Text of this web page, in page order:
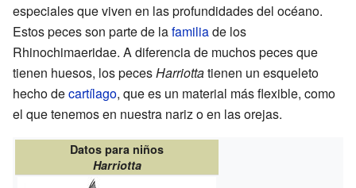
especiales que viven en las profundidades del océano.
Estos peces son parte de lafamiliade los
Rhinochimaeridae. A diferencia de muchos peces que
tienen huesos, los pecesHarriottatienen un esqueleto
hecho decartílago, que es un material más flexible, como
el que tenemos en nuestra nariz o en las orejas.
Datos para niños
Harriotta